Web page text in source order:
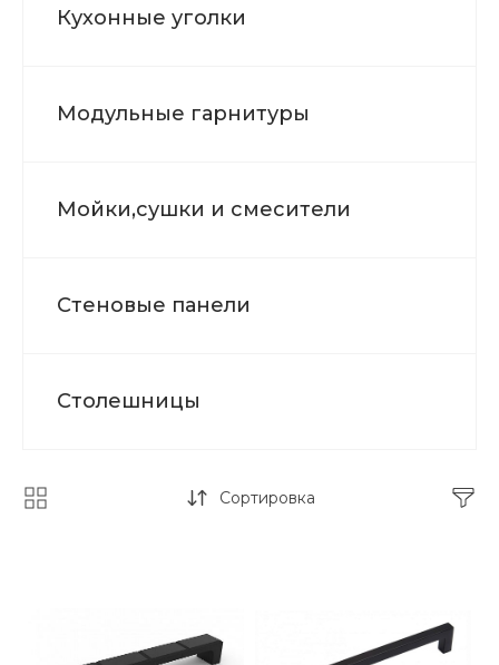
Кухонные уголки
Модульные гарнитуры
Мойки,сушки и смесители
Стеновые панели
Столешницы
Сортировка